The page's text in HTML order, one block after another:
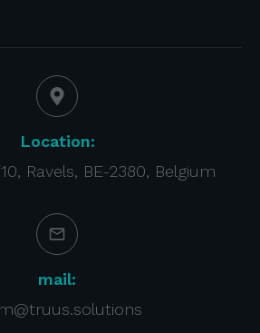
Location:
Ravels, BE-2380, Belgium
mail: